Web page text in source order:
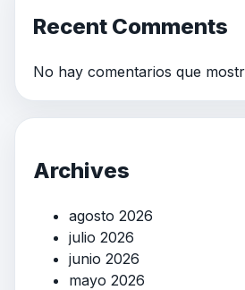
Recent Comments
No hay comentarios que
Archives
agosto 2026
julio 2026
junio 2026
mayo 2026